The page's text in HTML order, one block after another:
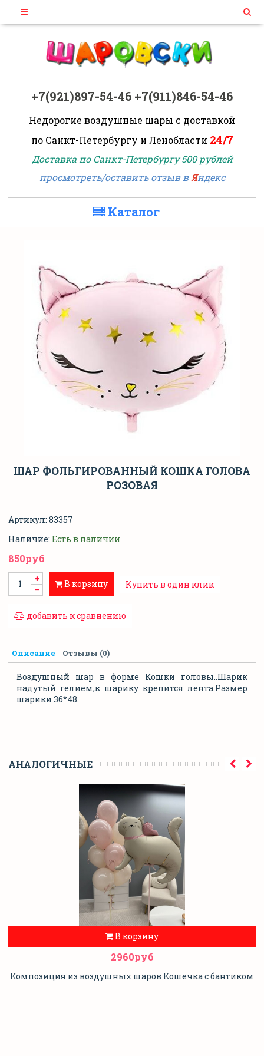
+7(921)897-54-46 +7(911)846-54-46
Недорогие воздушные шары с доставкой
по Санкт-Петербургу и Ленобласти 24/7
Доставка по Санкт-Петербургу 500 рублей
просмотреть/оставить отзыв вЯндекс
Каталог
ШАР ФОЛЬГИРОВАННЫЙ КОШКА ГОЛОВА
РОЗОВАЯ
Артикул: 83357
Наличие: Есть в наличии
850руб
В корзину Купить в один клик
добавить к сравнению
Описание Отзывы (0)
Воздушный шар в форме Кошки головы..Шарик
надутый гелием,к шарику крепится лента.Размер
шарики 36*48.
АНАЛОГИЧНЫЕ
В корзину
2960руб
Композиция из воздушных шаров Кошечка с бантиком